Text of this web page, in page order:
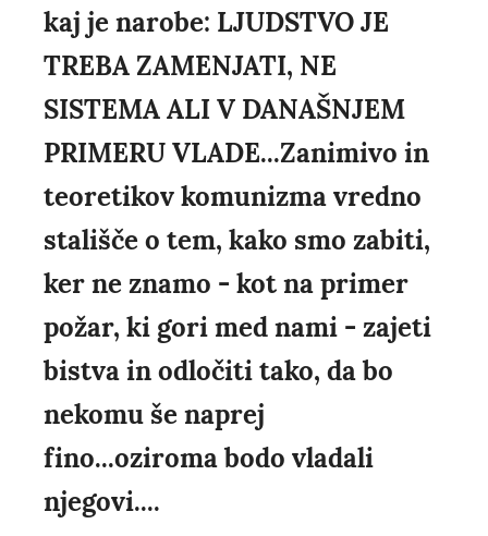
kaj je narobe: LJUDSTVO JE
TREBA ZAMENJATI, NE
SISTEMA ALI V DANAŠNJEM
PRIMERU VLADE...Zanimivo in
teoretikov komunizma vredno
stališče o tem, kako smo zabiti,
ker ne znamo - kot na primer
požar, ki gori med nami - zajeti
bistva in odločiti tako, da bo
nekomu še naprej
fino...oziroma bodo vladali
njegovi....